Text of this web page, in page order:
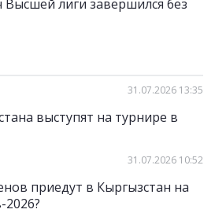
лиги завершился без
31.07.2026 13:35
выступят на турнире в
31.07.2026 10:52
приедут в Кыргызстан на